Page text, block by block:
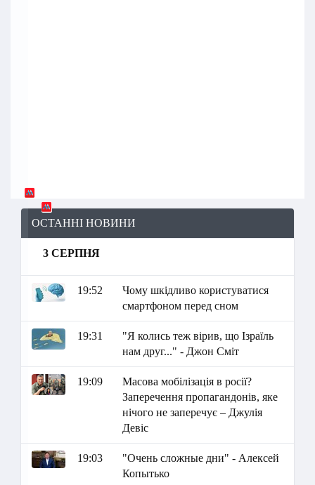
ОСТАННІ НОВИНИ
3 СЕРПНЯ
19:52
Чому шкідливо користуватися
смартфоном перед сном
19:31
"Я колись теж вірив, що Ізраїль
нам друг..." - Джон Сміт
19:09
Масова мобілізація в росії?
Заперечення пропагандонів, яке
нічого не заперечує – Джулія
Девіс
19:03
"Очень сложные дни" - Алексей
Копытько